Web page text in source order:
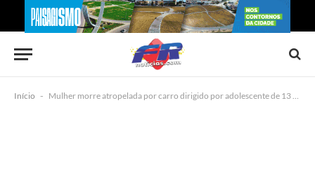
Início - Mulher morre atropelada por carro dirigido por adolescente de 13 anos em Camaçari